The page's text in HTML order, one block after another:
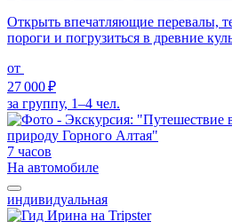
Открыть впечатляющие перевалы,
пороги и погрузиться в древние
от
27 000 ₽
за группу, 1–4 чел.
7 часов
На автомобиле
индивидуальная